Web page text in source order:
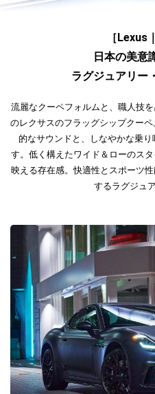
［Lexus
日本の美意
ラグジュアリー
流麗なクーペフォルムと、職人技
のレクサスのフラッグシップクー
的なサウンドと、しなやかな乗
す。低く構えたワイド＆ローのス
映える存在感。快適性とスポーツ
するラグジュ